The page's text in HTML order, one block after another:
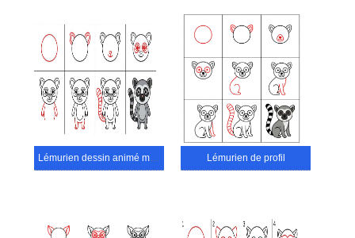
Lémurien dessin animé mignon Lémurien de profil